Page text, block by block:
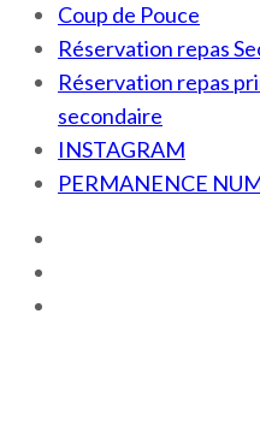
Coup de Pouce
Réservation repas
Réservation repas
secondaire
INSTAGRAM
PERMANENCE